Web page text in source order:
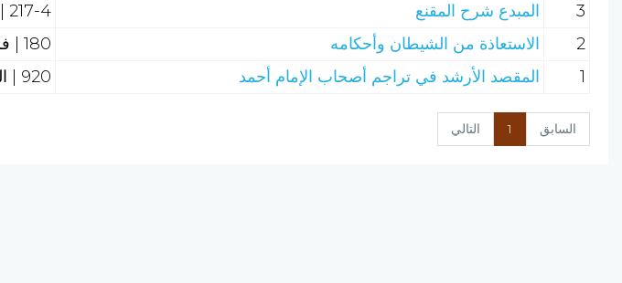
3 المبدع شرح المقنع 217-4 | فقه حنبلي
2
الاستعاذة من الشيطان وأحكامه 180 | فلسفة
1
المقصد الأرشد في تراجم أصحاب الإمام أحمد 920 | التراجم (السير الذاتية)
السابق 1 التالي